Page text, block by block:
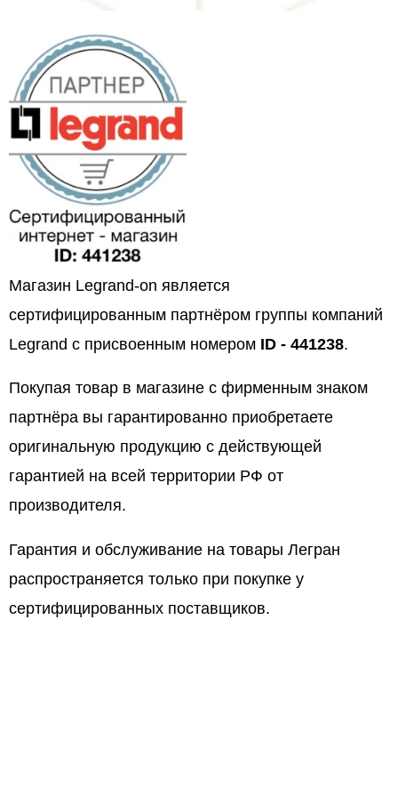
Магазин Legrand-on является
сертифицированным партнёром группы компаний
Legrand с присвоенным номером ID - 441238.
Покупая товар в магазине с фирменным знаком
партнёра вы гарантированно приобретаете
оригинальную продукцию с действующей
гарантией на всей территории РФ от
производителя.
Гарантия и обслуживание на товары Легран
распространяется только при покупке у
сертифицированных поставщиков.